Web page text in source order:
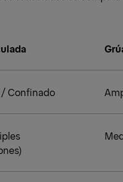
Confinado